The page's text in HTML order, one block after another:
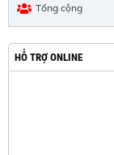
Tổng cộng
HỖ TRỢ ONLINE